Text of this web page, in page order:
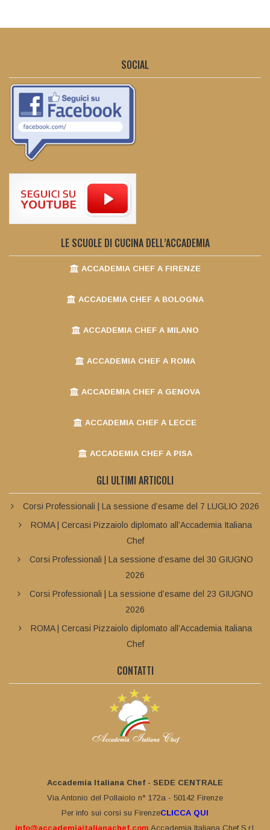
SOCIAL
LE SCUOLE DI CUCINA DELL’ACCADEMIA
ACCADEMIA CHEF A FIRENZE
ACCADEMIA CHEF A BOLOGNA
ACCADEMIA CHEF A MILANO
ACCADEMIA CHEF A ROMA
ACCADEMIA CHEF A GENOVA
ACCADEMIA CHEF A LECCE
ACCADEMIA CHEF A PISA
GLI ULTIMI ARTICOLI
Corsi Professionali | La sessione d’esame del 7 LUGLIO 2026
ROMA | Cercasi Pizzaiolo diplomato all’Accademia Italiana
Chef
Corsi Professionali | La sessione d’esame del 30 GIUGNO
2026
Corsi Professionali | La sessione d’esame del 23 GIUGNO
2026
ROMA | Cercasi Pizzaiolo diplomato all’Accademia Italiana
Chef
CONTATTI
Accademia Italiana Chef - SEDE CENTRALE
Via Antonio del Pollaiolo n° 172a - 50142 Firenze
Per info sui corsi su FirenzeCLICCA QUI
info@accademiaitalianachef.com Accademia Italiana Chef S.r.l.